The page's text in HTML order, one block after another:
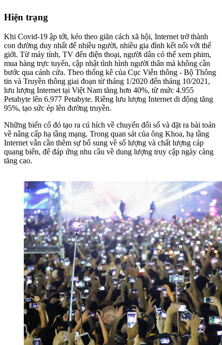
Hiện trạng
Khi Covid-19 ập tới, kéo theo giãn cách xã hội, Internet trở thành
con đường duy nhất để nhiều người, nhiều gia đình kết nối với thế
giới. Từ máy tính, TV đến điện thoại, người dân có thể xem phim,
mua hàng trực tuyến, cập nhật tình hình người thân mà không cần
bước qua cánh cửa. Theo thống kê của Cục Viễn thông - Bộ Thông
tin và Truyền thông giai đoạn từ tháng 1/2020 đến tháng 10/2021,
lưu lượng Internet tại Việt Nam tăng hơn 40%, từ mức 4.955
Petabyte lên 6.977 Petabyte. Riêng lưu lượng Internet di động tăng
95%, tạo sức ép lên đường truyền.
Những biến cố đó tạo ra cú hích về chuyển đổi số và đặt ra bài toán
về nâng cấp hạ tầng mạng. Trong quan sát của ông Khoa, hạ tầng
Internet vẫn cần thêm sự bổ sung về số lượng và chất lượng cáp
quang biển, để đáp ứng nhu cầu về dung lượng truy cập ngày càng
tăng cao.